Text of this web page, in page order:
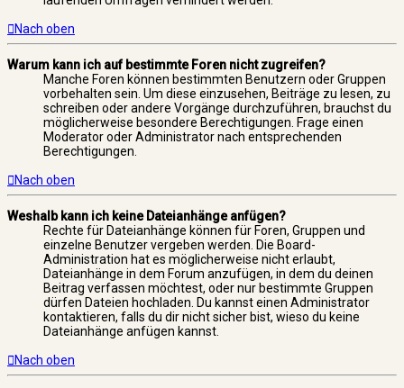
Nach oben
Warum kann ich auf bestimmte Foren nicht zugreifen?
Manche Foren können bestimmten Benutzern oder Gruppen
vorbehalten sein. Um diese einzusehen, Beiträge zu lesen, zu
schreiben oder andere Vorgänge durchzuführen, brauchst du
möglicherweise besondere Berechtigungen. Frage einen
Moderator oder Administrator nach entsprechenden
Berechtigungen.
Nach oben
Weshalb kann ich keine Dateianhänge anfügen?
Rechte für Dateianhänge können für Foren, Gruppen und
einzelne Benutzer vergeben werden. Die Board-
Administration hat es möglicherweise nicht erlaubt,
Dateianhänge in dem Forum anzufügen, in dem du deinen
Beitrag verfassen möchtest, oder nur bestimmte Gruppen
dürfen Dateien hochladen. Du kannst einen Administrator
kontaktieren, falls du dir nicht sicher bist, wieso du keine
Dateianhänge anfügen kannst.
Nach oben